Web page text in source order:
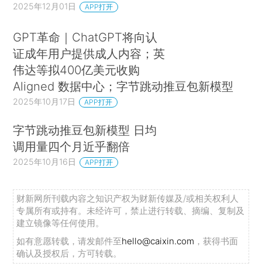
2025年12月01日 APP打开
GPT革命｜ChatGPT将向认
证成年用户提供成人内容；英
伟达等拟400亿美元收购
Aligned 数据中心；字节跳动推豆包新模型
2025年10月17日 APP打开
字节跳动推豆包新模型 日均
调用量四个月近乎翻倍
2025年10月16日 APP打开
财新网所刊载内容之知识产权为财新传媒及/或相关权利人
专属所有或持有。未经许可，禁止进行转载、摘编、复制及
建立镜像等任何使用。
如有意愿转载，请发邮件至hello@caixin.com ，获得书面
确认及授权后，方可转载。